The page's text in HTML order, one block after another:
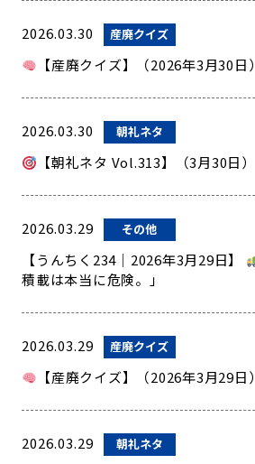
2026.03.30 産廃クイズ
【産廃クイズ】（2026年3月30日）
2026.03.30 朝礼ネタ
【朝礼ネタ Vol.313】（3月30日）
2026.03.29 その他
【うんちく234｜2026年3月29日】
積載は本当に危険。」
2026.03.29 産廃クイズ
【産廃クイズ】（2026年3月29日）
2026.03.29 朝礼ネタ